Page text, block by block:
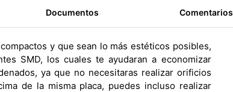
Documentos Comentarios
y que sean lo más estéticos posibles,
SMD, los cuales te ayudaran a economizar
ya que no necesitaras realizar orificios
de la misma placa, puedes incluso realizar